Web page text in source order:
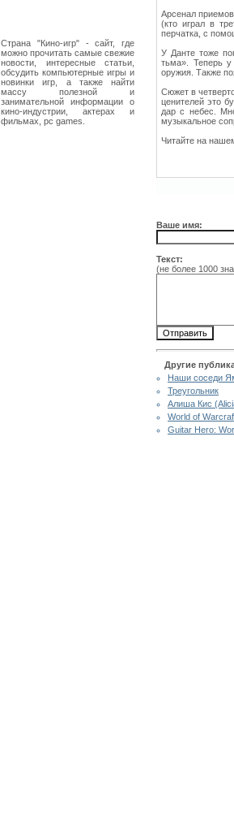
Страна "Кино-игр" - сайт, где
можно прочитать самые свежие
новости, интересные статьи,
обсудить компьютерные игры и
новинки игр, а также найти
массу полезной и
занимательной информации о
кино-индустрии, актерах и
фильмах, pc games.
Арсенал
(кто играл в
перчатка, с
У Данте тоже
тьма». Теперь
оружия. Также
Сюжет в
ценителей это
дар с небес.
музыкальное
Читайте на
Ваше имя:
Текст:
(не более 1000
Другие
Наши соседи
Треугольник
Алиша Кис
World of
Guitar Hero: